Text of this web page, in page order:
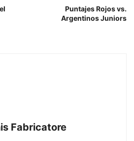
Puntajes Rojos vs.
Argentinos Juniors
Fabricatore